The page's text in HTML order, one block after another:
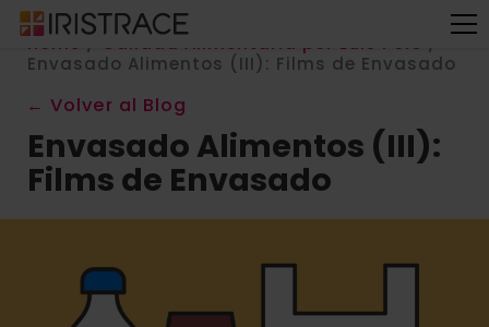
Home / Calidad Alimentaria por Luis Polo /
Envasado Alimentos (III): Films de Envasado
← Volver al Blog
Envasado Alimentos (III):
Films de Envasado